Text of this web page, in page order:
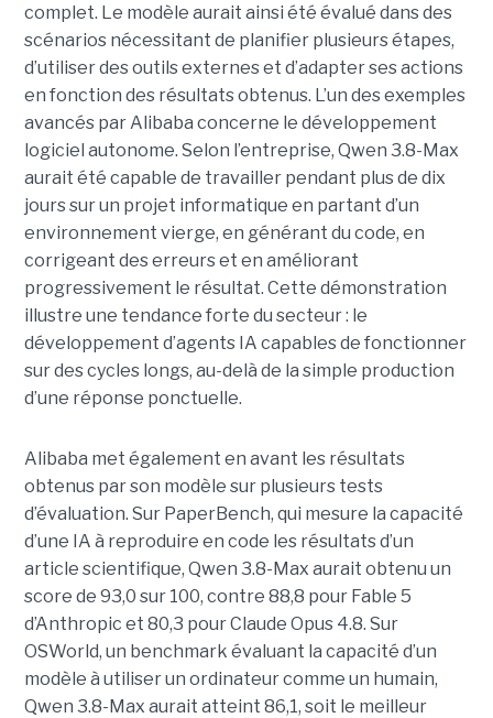
complet. Le modèle aurait ainsi été évalué dans des
scénarios nécessitant de planifier plusieurs étapes,
d’utiliser des outils externes et d’adapter ses actions
en fonction des résultats obtenus. L’un des exemples
avancés par Alibaba concerne le développement
logiciel autonome. Selon l’entreprise, Qwen 3.8-Max
aurait été capable de travailler pendant plus de dix
jours sur un projet informatique en partant d’un
environnement vierge, en générant du code, en
corrigeant des erreurs et en améliorant
progressivement le résultat. Cette démonstration
illustre une tendance forte du secteur : le
développement d’agents IA capables de fonctionner
sur des cycles longs, au-delà de la simple production
d’une réponse ponctuelle.
Alibaba met également en avant les résultats
obtenus par son modèle sur plusieurs tests
d’évaluation. Sur PaperBench, qui mesure la capacité
d’une IA à reproduire en code les résultats d’un
article scientifique, Qwen 3.8-Max aurait obtenu un
score de 93,0 sur 100, contre 88,8 pour Fable 5
d’Anthropic et 80,3 pour Claude Opus 4.8. Sur
OSWorld, un benchmark évaluant la capacité d’un
modèle à utiliser un ordinateur comme un humain,
Qwen 3.8-Max aurait atteint 86,1, soit le meilleur